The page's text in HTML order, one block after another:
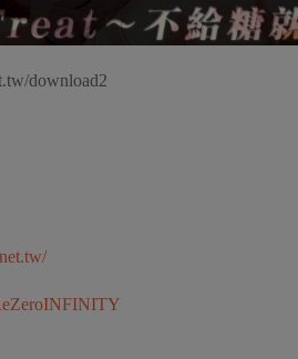
download2